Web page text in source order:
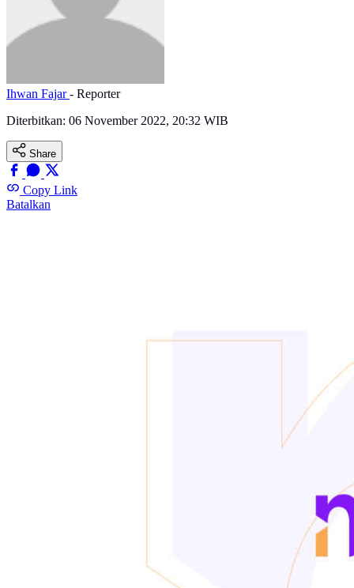
Ihwan Fajar- Reporter
Diterbitkan: 06 November 2022, 20:32 WIB
Share
Copy Link
Batalkan